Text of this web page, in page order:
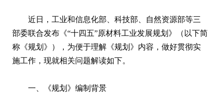
近日，工业和信息化部、科技部、自然资源部等三
部委联合发布《“十四五”原材料工业发展规划》（以下简
称《规划》），为便于理解《规划》内容，做好贯彻实
施工作，现就相关问题解读如下。
一、《规划》编制背景